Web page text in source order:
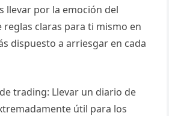
llevar por la emoción del
reglas claras para ti mismo en
dispuesto a arriesgar en cada
trading: Llevar un diario de
útil para los